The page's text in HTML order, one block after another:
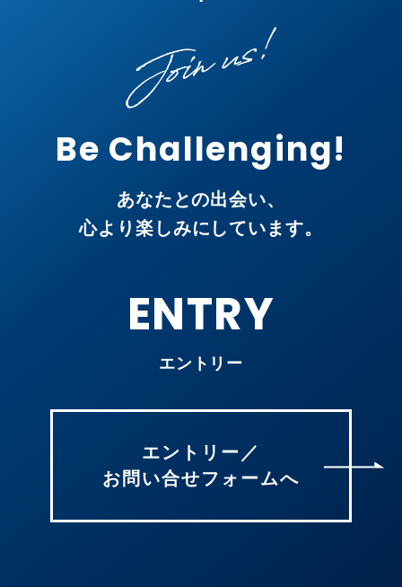
Be Challenging!
あなたとの出会い、
心より楽しみにしています。
ENTRY
エントリー
エントリー／
お問い合せフォームへ